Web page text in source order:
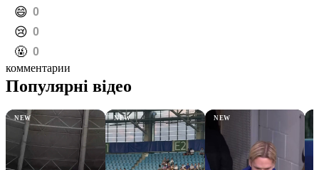
️😄 0
️😢 0
️🤬 0
комментарии